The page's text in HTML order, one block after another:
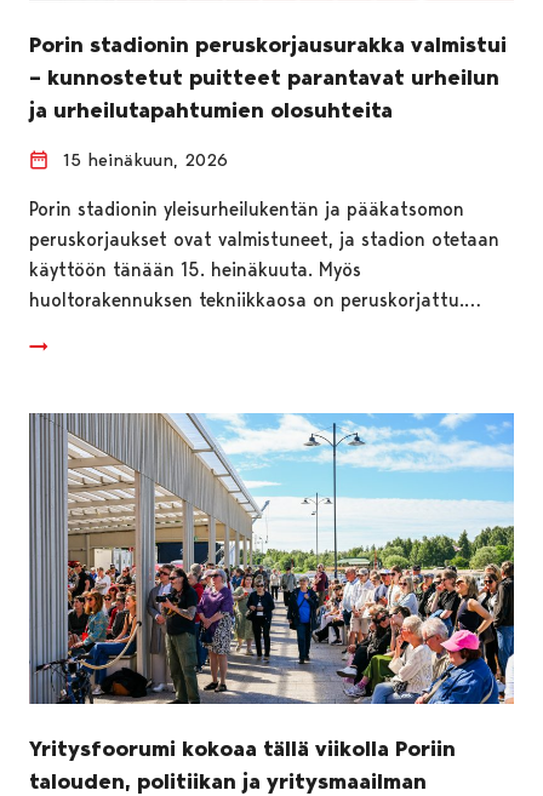
Porin stadionin peruskorjausurakka valmistui
– kunnostetut puitteet parantavat urheilun
ja urheilutapahtumien olosuhteita
15 heinäkuun, 2026
Porin stadionin yleisurheilukentän ja pääkatsomon
peruskorjaukset ovat valmistuneet, ja stadion otetaan
käyttöön tänään 15. heinäkuuta. Myös
huoltorakennuksen tekniikkaosa on peruskorjattu.…
Yritysfoorumi kokoaa tällä viikolla Poriin
talouden, politiikan ja yritysmaailman